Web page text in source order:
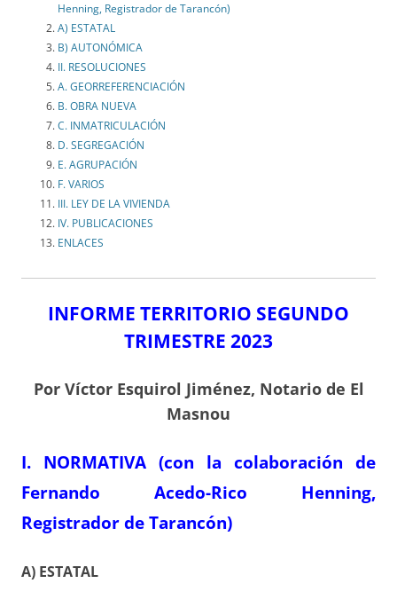
Henning, Registrador de Tarancón)
A) ESTATAL
B) AUTONÓMICA
II. RESOLUCIONES
A. GEORREFERENCIACIÓN
B. OBRA NUEVA
C. INMATRICULACIÓN
D. SEGREGACIÓN
E. AGRUPACIÓN
F. VARIOS
III. LEY DE LA VIVIENDA
IV. PUBLICACIONES
ENLACES
INFORME TERRITORIO SEGUNDO
TRIMESTRE 2023
Por Víctor Esquirol Jiménez, Notario de El
Masnou
I. NORMATIVA (con la colaboración de
Fernando Acedo-Rico Henning,
Registrador de Tarancón)
A) ESTATAL